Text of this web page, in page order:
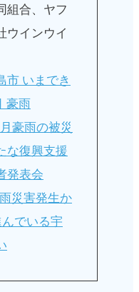
組合、ヤフ
ウインウイ
市 いまでき
豪雨
豪雨の被災
な復興支援
発表会
災害発生か
でいる宇